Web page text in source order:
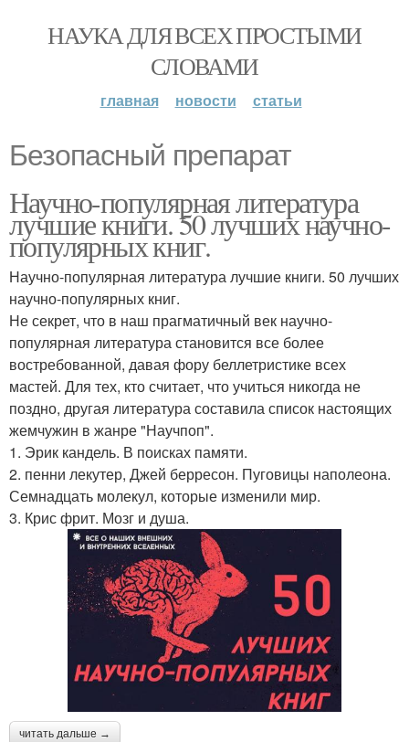
НАУКА ДЛЯ ВСЕХ ПРОСТЫМИ
СЛОВАМИ
главная новости статьи
Безопасный препарат
Научно-популярная литература
лучшие книги. 50 лучших научно-
популярных книг.
Научно-популярная литература лучшие книги. 50 лучших
научно-популярных книг.
Не секрет, что в наш прагматичный век научно-
популярная литература становится все более
востребованной, давая фору беллетристике всех
мастей. Для тех, кто считает, что учиться никогда не
поздно, другая литература составила список настоящих
жемчужин в жанре "Научпоп".
1. Эрик кандель. В поисках памяти.
2. пенни лекутер, Джей берресон. Пуговицы наполеона.
Семнадцать молекул, которые изменили мир.
3. Крис фрит. Мозг и душа.
читать дальше →